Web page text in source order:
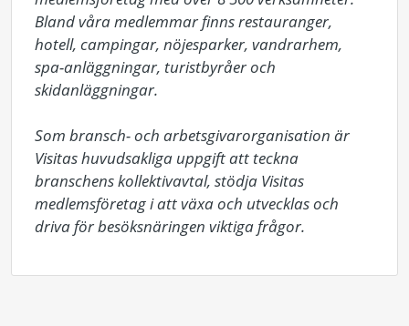
Bland våra medlemmar finns restauranger,
hotell, campingar, nöjesparker, vandrarhem,
spa-anläggningar, turistbyråer och
skidanläggningar.
Som bransch- och arbetsgivarorganisation är
Visitas huvudsakliga uppgift att teckna
branschens kollektivavtal, stödja Visitas
medlemsföretag i att växa och utvecklas och
driva för besöksnäringen viktiga frågor.